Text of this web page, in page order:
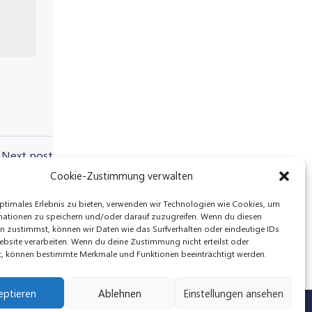
Cookie-Zustimmung verwalten
Erlebnis zu bieten, verwenden wir Technologien wie Cookies, um
zu speichern und/oder darauf zuzugreifen. Wenn du diesen
zustimmst, können wir Daten wie das Surfverhalten oder eindeutige IDs
verarbeiten. Wenn du deine Zustimmung nicht erteilst oder
können bestimmte Merkmale und Funktionen beeinträchtigt werden.
Ablehnen Einstellungen ansehen
Next post